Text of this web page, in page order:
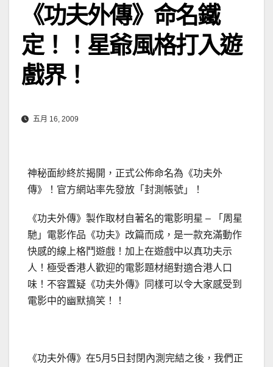
《功夫外傳》命名鐵
定！！星爺風格打入遊
戲界！
五月 16, 2009
神秘面紗終於揭開，正式公佈命名為《功夫外
傳》！官方網站率先發放「封測帳號」！
《功夫外傳》製作取材自著名的電影明星 – 「周星
馳」電影作品《功夫》改篇而成，是一款充滿動作
快感的線上格鬥遊戲！加上在遊戲中以真功夫示
人！極受香港人歡迎的電影題材絕對適合港人口
味！不容置疑《功夫外傳》同樣可以令大家感受到
電影中的幽默搞笑！！
《功夫外傳》在5月5日封閉內測完結之後，我們正